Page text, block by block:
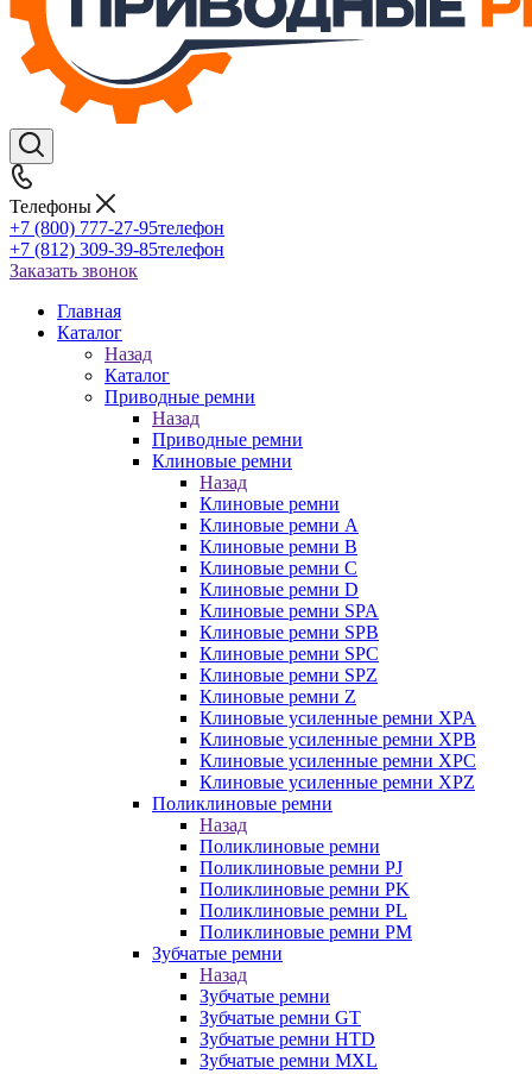
Телефоны
+7 (800) 777-27-95телефон
+7 (812) 309-39-85телефон
Заказать звонок
Главная
Каталог
Назад
Каталог
Приводные ремни
Назад
Приводные ремни
Клиновые ремни
Назад
Клиновые ремни
Клиновые ремни A
Клиновые ремни B
Клиновые ремни C
Клиновые ремни D
Клиновые ремни SPA
Клиновые ремни SPB
Клиновые ремни SPC
Клиновые ремни SPZ
Клиновые ремни Z
Клиновые усиленные ремни XPA
Клиновые усиленные ремни XPB
Клиновые усиленные ремни XPC
Клиновые усиленные ремни XPZ
Поликлиновые ремни
Назад
Поликлиновые ремни
Поликлиновые ремни PJ
Поликлиновые ремни PK
Поликлиновые ремни PL
Поликлиновые ремни PM
Зубчатые ремни
Назад
Зубчатые ремни
Зубчатые ремни GT
Зубчатые ремни HTD
Зубчатые ремни MXL